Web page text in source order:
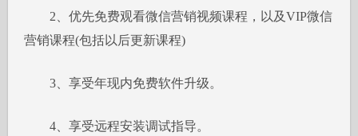
2、优先免费观看微信营销视频课程，以及VIP微信
营销课程(包括以后更新课程)
3、享受年现内免费软件升级。
4、享受远程安装调试指导。